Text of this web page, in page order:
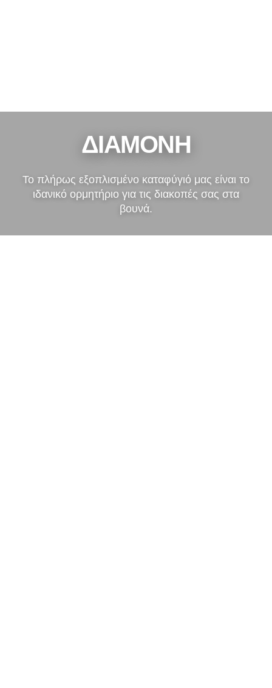
ΔΙΑΜΟΝΉ
Το πλήρως εξοπλισμένο καταφύγιό μας είναι το
ιδανικό ορμητήριο για τις διακοπές σας στα
βουνά.